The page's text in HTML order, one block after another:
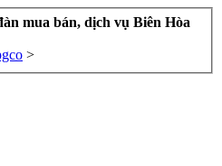
mua bán, dịch vụ Biên Hòa
>